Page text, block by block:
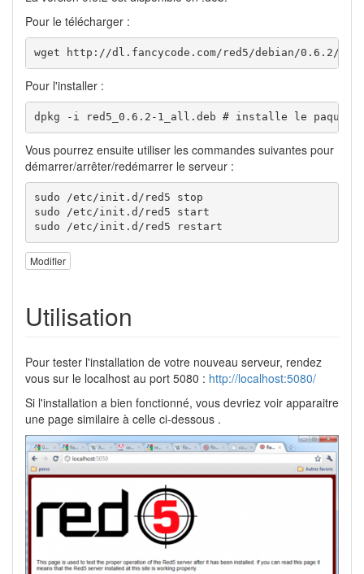
Pour le télécharger :
wget http://dl.fancycode.com/red5/debian/0.6.2/
Pour l'installer :
dpkg -i red5_0.6.2-1_all.deb # installe le paquet
Vous pourrez ensuite utiliser les commandes suivantes pour
démarrer/arrêter/redémarrer le serveur :
sudo /etc/init.d/red5 stop
sudo /etc/init.d/red5 start
sudo /etc/init.d/red5 restart
Modifier
Utilisation
Pour tester l'installation de votre nouveau serveur, rendez
vous sur le localhost au port 5080 : http://localhost:5080/
Si l'installation a bien fonctionné, vous devriez voir apparaitre
une page similaire à celle ci-dessous .